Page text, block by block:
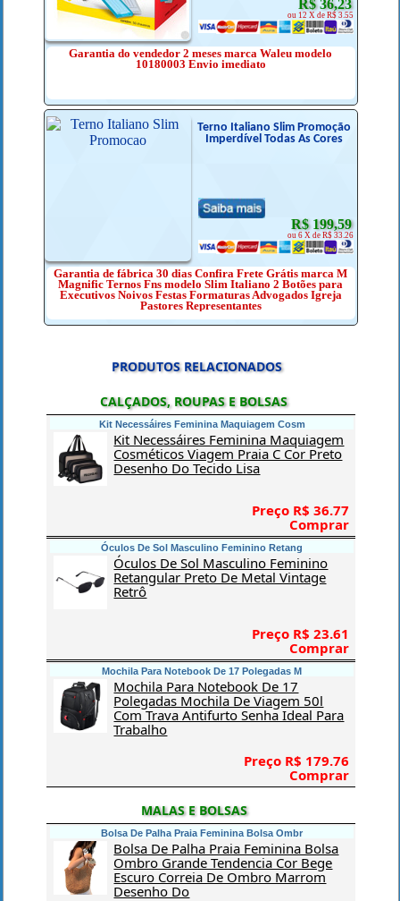
R$ 36,23
ou 12 X de R$ 3.55
Garantia do vendedor 2 meses marca Waleu modelo
10180003 Envio imediato
Terno Italiano Slim Promoção
Imperdível Todas As Cores
R$ 199,59
ou 6 X de R$ 33.26
Garantia de fábrica 30 dias Confira Frete Grátis marca M
Magnific Ternos Fns modelo Slim Italiano 2 Botões para
Executivos Noivos Festas Formaturas Advogados Igreja
Pastores Representantes
PRODUTOS RELACIONADOS
CALÇADOS, ROUPAS E BOLSAS
Kit Necessáires Feminina Maquiagem Cosm
Kit Necessáires Feminina Maquiagem
Cosméticos Viagem Praia C Cor Preto
Desenho Do Tecido Lisa
Preço R$ 36.77
Comprar
Óculos De Sol Masculino Feminino Retang
Óculos De Sol Masculino Feminino
Retangular Preto De Metal Vintage
Retrô
Preço R$ 23.61
Comprar
Mochila Para Notebook De 17 Polegadas M
Mochila Para Notebook De 17
Polegadas Mochila De Viagem 50l
Com Trava Antifurto Senha Ideal Para
Trabalho
Preço R$ 179.76
Comprar
MALAS E BOLSAS
Bolsa De Palha Praia Feminina Bolsa Ombr
Bolsa De Palha Praia Feminina Bolsa
Ombro Grande Tendencia Cor Bege
Escuro Correia De Ombro Marrom
Desenho Do